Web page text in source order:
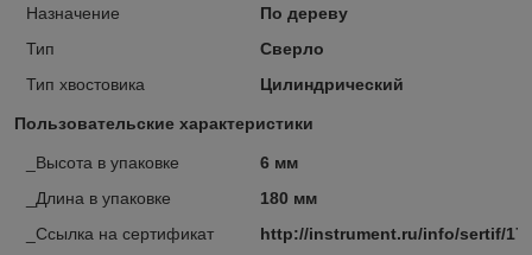
Назначение
По дереву
Тип
Сверло
Тип хвостовика
Цилиндрический
Пользовательские характеристики
_Высота в упаковке
6 мм
_Длина в упаковке
180 мм
_Ссылка на сертификат
http://instrument.ru/info/sertif/